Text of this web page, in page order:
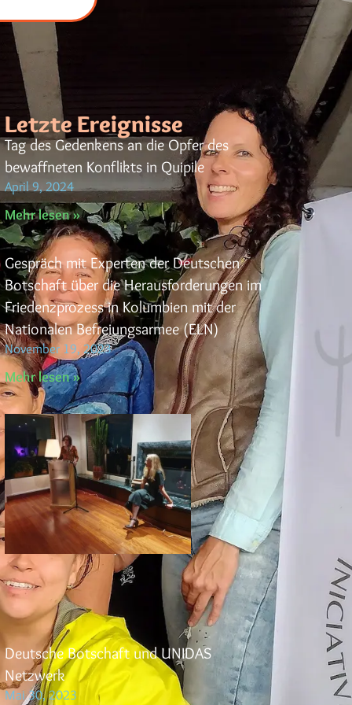
Letzte Ereignisse
Tag des Gedenkens an die Opfer des
bewaffneten Konflikts in Quipile
April 9, 2024
Mehr lesen »
Gespräch mit Experten der Deutschen
Botschaft über die Herausforderungen im
Friedenzprozess in Kolumbien mit der
Nationalen Befreiungsarmee (ELN)
November 19, 2023
Mehr lesen »
Deutsche Botschaft und UNIDAS
Netzwerk
Mai 30, 2023